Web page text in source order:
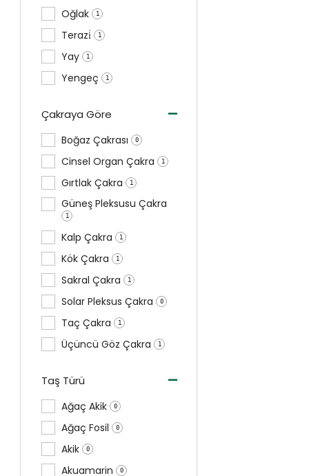
Oğlak 1
Terazi̇ 1
Yay 1
Yengeç 1
Çakraya Göre -
Boğaz Çakrası 0
Cinsel Organ Çakra 1
Gırtlak Çakra 1
Güneş Pleksusu Çakra
1
Kalp Çakra 1
Kök Çakra 1
Sakral Çakra 1
Solar Pleksus Çakra 0
Taç Çakra 1
Üçüncü Göz Çakra 1
Taş Türü -
Ağaç Akik 0
Ağaç Fosil 0
Akik 0
Akuamarin 0